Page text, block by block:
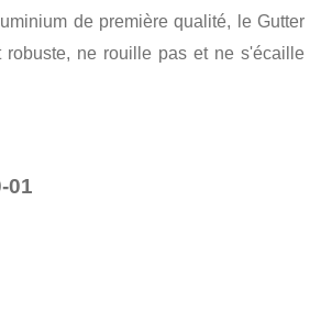
de première qualité, le Gutter
ne rouille pas et ne s'écaille
01